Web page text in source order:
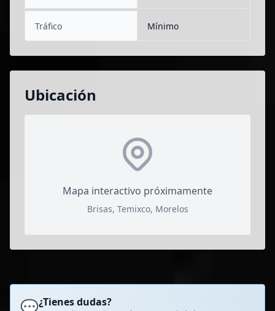
Tráfico Mínimo
Ubicación
Mapa interactivo próximamente
Brisas, Temixco, Morelos
💬¿Tienes dudas?